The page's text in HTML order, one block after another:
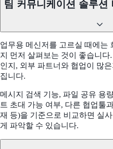
팀 커뮤니케이션 솔루션
업무용 메신저를 고르실 때에는
지 먼저 살펴보는 것이 좋습니다
인지, 외부 파트너와 협업이 많
집니다.
메시지 검색 기능, 파일 공유 용
트 초대 가능 여부, 다른 협업툴
재 등)을 기준으로 비교하면 실
게 파악할 수 있습니다.